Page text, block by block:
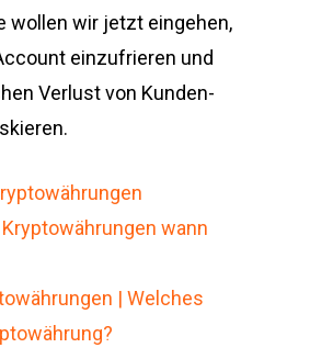
wollen wir jetzt eingehen,
einzufrieren und
Verlust von Kunden-
wann
| Welches